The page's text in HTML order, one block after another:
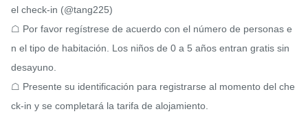
el check-in (@tang225)
☖ Por favor regístrese de acuerdo con el número de personas e
n el tipo de habitación. Los niños de 0 a 5 años entran gratis sin
desayuno.
☖ Presente su identificación para registrarse al momento del che
ck-in y se completará la tarifa de alojamiento.